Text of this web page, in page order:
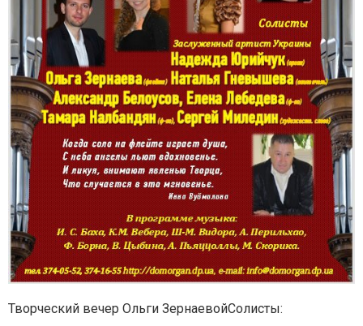
Творческий вечер Ольги ЗернаевойСолисты: